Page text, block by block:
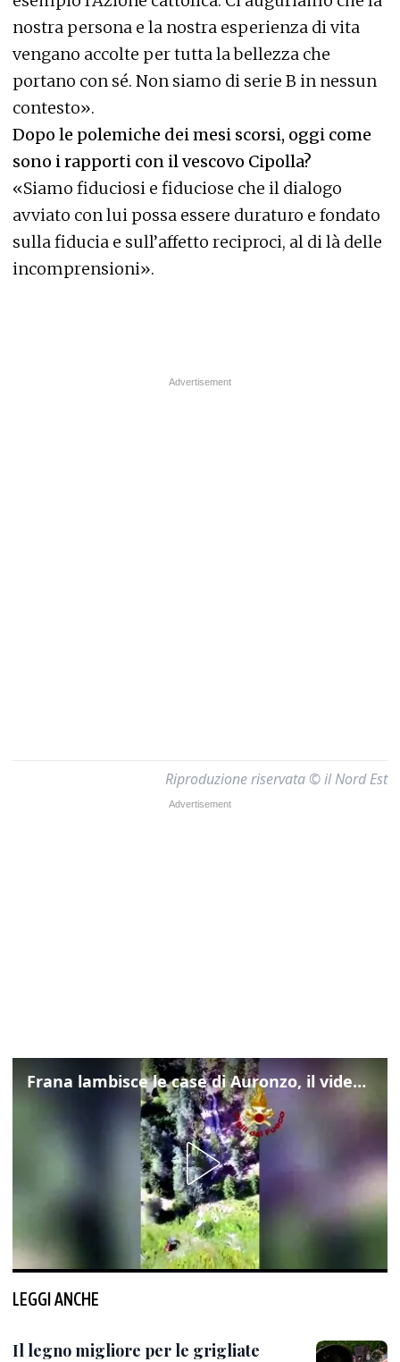
nostra persona e la nostra esperienza di vita
vengano accolte per tutta la bellezza che
portano con sé. Non siamo di serie B in nessun
contesto».
Dopo le polemiche dei mesi scorsi, oggi come
sono i rapporti con il vescovo Cipolla?
«Siamo fiduciosi e fiduciose che il dialogo
avviato con lui possa essere duraturo e fondato
sulla fiducia e sull’affetto reciproci, al di là delle
incomprensioni».
Riproduzione riservata © il Nord Est
Frana lambisce le case di Auronzo, il video dall'elicottero dei vigili del fuoco
LEGGI ANCHE
Il legno migliore per le grigliate